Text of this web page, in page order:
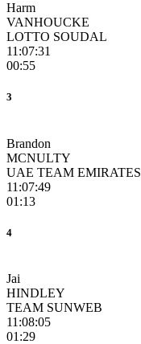
Harm
VANHOUCKE
LOTTO SOUDAL
11:07:31
00:55
3
Brandon
MCNULTY
UAE TEAM EMIRATES
11:07:49
01:13
4
Jai
HINDLEY
TEAM SUNWEB
11:08:05
01:29